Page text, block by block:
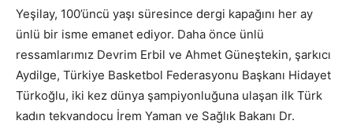
Yeşilay, 100’üncü yaşı süresince dergi kapağını her ay
ünlü bir isme emanet ediyor. Daha önce ünlü
ressamlarımız Devrim Erbil ve Ahmet Güneştekin, şarkıcı
Aydilge, Türkiye Basketbol Federasyonu Başkanı Hidayet
Türkoğlu, iki kez dünya şampiyonluğuna ulaşan ilk Türk
kadın tekvandocu İrem Yaman ve Sağlık Bakanı Dr.